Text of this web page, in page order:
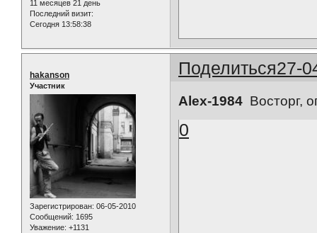
11 месяцев 21 день
Последний визит:
Сегодня 13:58:38
Поделиться27-
hakanson
Участник
Зарегистрирован: 06-05-2010
Сообщений: 1695
Уважение: +1131
Alex-1984 Восторг,
0